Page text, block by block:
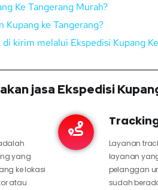
Ke Tangerang Murah?
Kupang ke Tangerang?
di kirim melalui Ekspedisi Kupang
jasa Ekspedisi
yang
ke lokasi
atau
Layanan
layanan
pelanggan
sudah